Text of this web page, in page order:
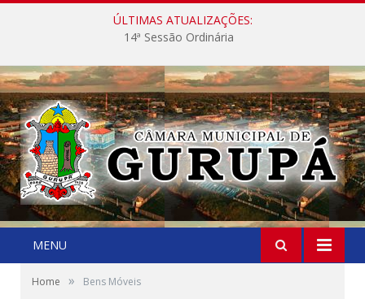
ÚLTIMAS ATUALIZAÇÕES:
14ª Sessão Ordinária
MENU
Home » Bens Móveis